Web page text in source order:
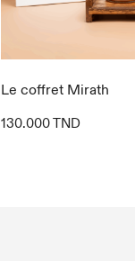
Le coffret Mirath
130.000TND